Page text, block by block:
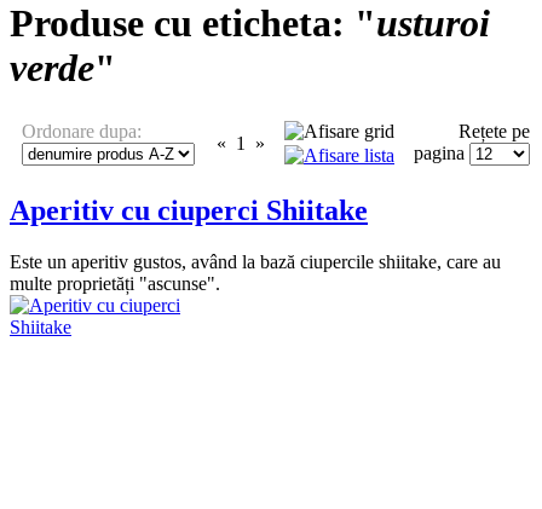
Produse cu eticheta: "usturoi
verde"
Ordonare dupa:
« 1 »
Rețete pe
pagina
Aperitiv cu ciuperci Shiitake
Este un aperitiv gustos, având la bază ciupercile shiitake, care au
multe proprietăți "ascunse".